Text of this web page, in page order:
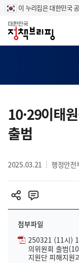
이 누리집은 대한민국
홈
텐
츠
영
10·29이태
출범
2025.03.21 행정안전
첨부파일
250321 (11시)
의위원회 출범
지원단 피해지